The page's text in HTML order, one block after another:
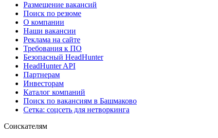
Размещение вакансий
Поиск по резюме
О компании
Наши вакансии
Реклама на сайте
Требования к ПО
Безопасный HeadHunter
HeadHunter API
Партнерам
Инвесторам
Каталог компаний
Поиск по вакансиям в Башмаково
Сетка: соцсеть для нетворкинга
Соискателям